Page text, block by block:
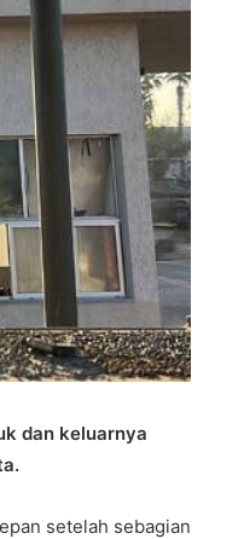
dan keluarnya
setelah sebagian